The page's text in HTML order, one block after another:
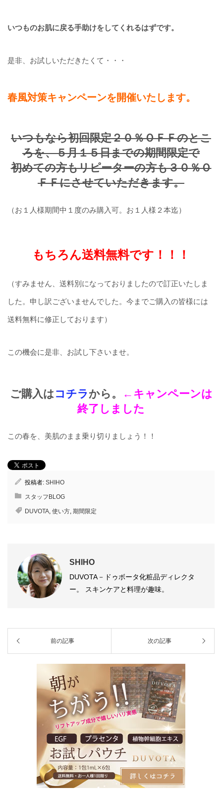
いつものお肌に戻る手助けをしてくれるはずです。
是非、お試しいただきたくて・・・
春風対策キャンペーンを開催いたします。
いつもなら初回限定２０％ＯＦＦのとこ
ろを、５月１５日までの期間限定で
初めての方もリピーターの方も３０％Ｏ
ＦＦにさせていただきます。
（お１人様期間中１度のみ購入可。お１人様２本迄）
もちろん送料無料です！！！
（すみません、送料別になっておりましたので訂正いたしま
した。申し訳ございませんでした。今までご購入の皆様には
送料無料に修正しております）
この機会に是非、お試し下さいませ。
ご購入は コチラから。
←キャンペーンは
終了しました
この春を、美肌のまま乗り切りましょう！！
投稿者: SHIHO
スタッフBLOG
DUVOTA 使い方 期間限定
SHIHO
DUVOTA－ドゥボータ化粧品ディレクタ
ー。 スキンケアと料理が趣味。
前の記事 次の記事